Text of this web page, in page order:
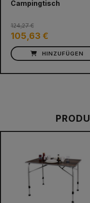
Campingtisch
105,63 €
124,27 €
HINZUFÜGEN